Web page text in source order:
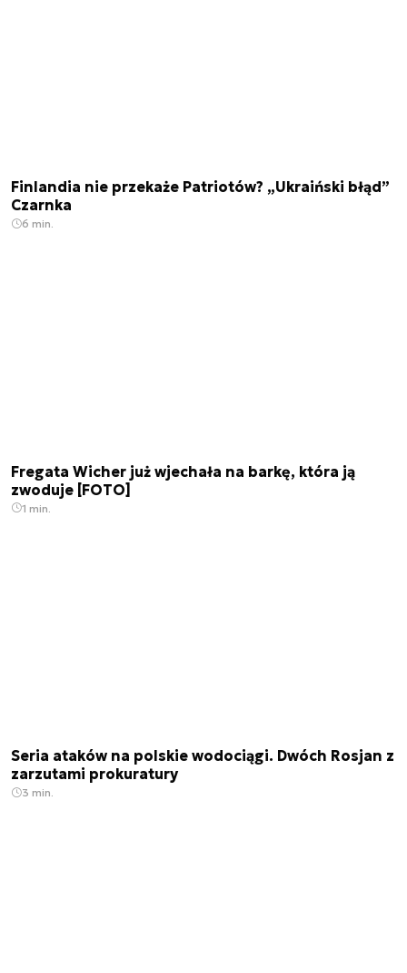
Finlandia nie przekaże Patriotów? „Ukraiński błąd”
Czarnka
6 min.
Fregata Wicher już wjechała na barkę, która ją
zwoduje [FOTO]
1 min.
Seria ataków na polskie wodociągi. Dwóch Rosjan z
zarzutami prokuratury
3 min.